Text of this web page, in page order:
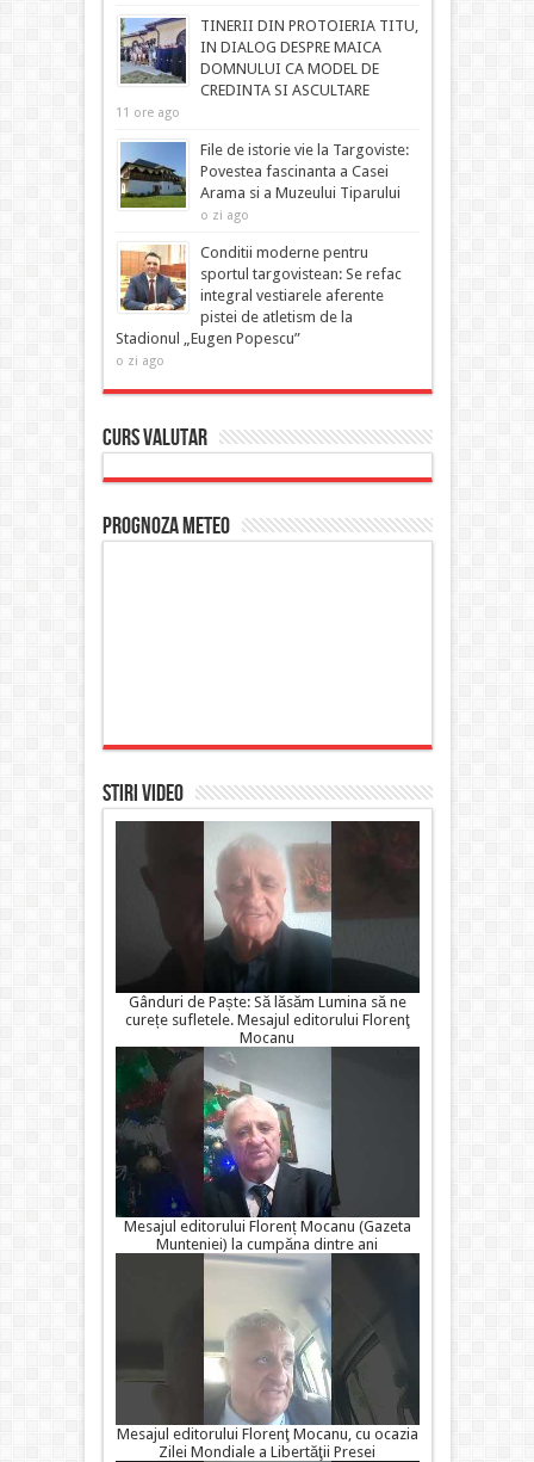
TINERII DIN PROTOIERIA TITU,
IN DIALOG DESPRE MAICA
DOMNULUI CA MODEL DE
CREDINTA SI ASCULTARE
11 ore ago
File de istorie vie la Targoviste:
Povestea fascinanta a Casei
Arama si a Muzeului Tiparului
o zi ago
Conditii moderne pentru
sportul targovistean: Se refac
integral vestiarele aferente
pistei de atletism de la
Stadionul „Eugen Popescu”
o zi ago
Curs Valutar
Prognoza Meteo
STIRI VIDEO
Gânduri de Paște: Să lăsăm Lumina să ne
curețe sufletele. Mesajul editorului Florenţ
Mocanu
Mesajul editorului Florenț Mocanu (Gazeta
Munteniei) la cumpăna dintre ani
Mesajul editorului Florenţ Mocanu, cu ocazia
Zilei Mondiale a Libertăţii Presei